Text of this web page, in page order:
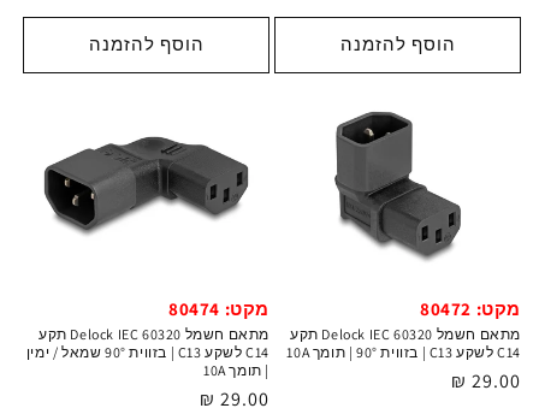
רגיל
הוסף להזמנה
רגיל
הוסף להזמנה
מקט: 80472
מתאם חשמל Delock IEC 60320 תקע
C14 לשקע C13 | בזווית 90° | תומך 10A
מחיר
29.00 ₪
מקט: 80474
מתאם חשמל Delock IEC 60320 תקע
C14 לשקע C13 | בזווית 90° שמאל / ימין
| תומך 10A
מחיר
29.00 ₪